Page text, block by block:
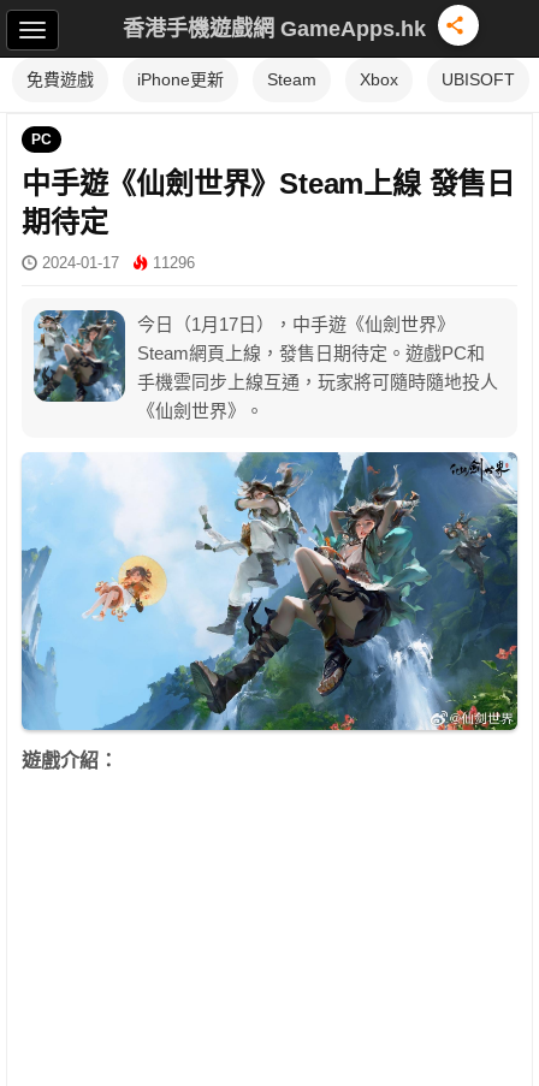
香港手機遊戲網 GameApps.hk
免費遊戲 iPhone更新 Steam Xbox UBISOFT
PC
中手遊《仙劍世界》Steam上線 發售日
期待定
2024-01-17 11296
今日（1月17日），中手遊《仙劍世界》
Steam網頁上線，發售日期待定。遊戲PC和
手機雲同步上線互通，玩家將可隨時隨地投人
《仙劍世界》。
遊戲介紹：